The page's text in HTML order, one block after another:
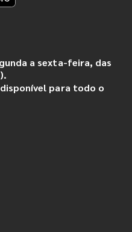
a sexta-feira, das
para todo o